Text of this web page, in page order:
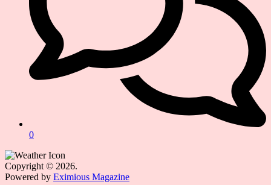
0
Copyright © 2026.
Powered by Eximious Magazine